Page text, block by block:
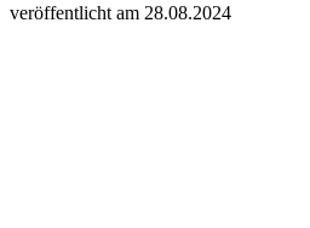
veröffentlicht am 28.08.2024